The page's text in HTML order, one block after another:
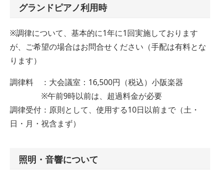
グランドピアノ利用時
※調律について、基本的に1年に1回実施しております
が、ご希望の場合はお問合せください（手配は有料とな
ります）
調律料 ：大会議室：16,500円（税込）小阪楽器
※午前9時以前は、超過料金が必要
調律受付：原則として、使用する10日以前まで（土・
日・月・祝含まず）
照明・音響について